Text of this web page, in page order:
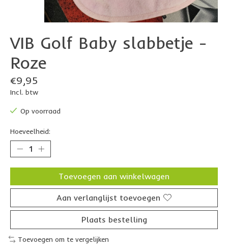
VIB Golf Baby slabbetje -
Roze
€9,95
Incl. btw
Op voorraad
Hoeveelheid:
Toevoegen aan winkelwagen
Aan verlanglijst toevoegen
Plaats bestelling
Toevoegen om te vergelijken